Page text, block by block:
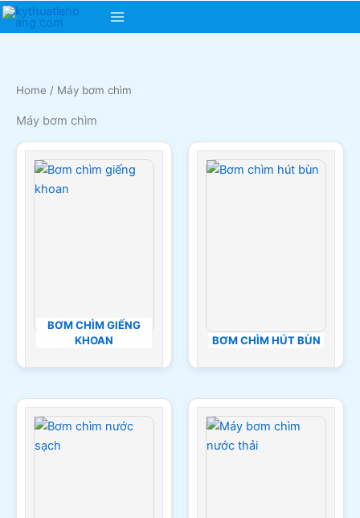
Skip
Main
Home / Máy bơm chìm
Máy bơm chìm
BƠM CHÌM GIẾNG
KHOAN
BƠM CHÌM HÚT BÙN